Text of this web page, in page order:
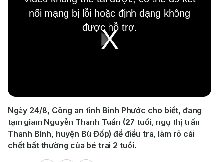
Play
Video
window.nối mạng bị lỗi hoặc định dạng không
được hỗ trợ.
Ngày 24/8, Công an tỉnh Bình Phước cho biết, đang
tạm giam Nguyễn Thanh Tuấn (27 tuổi, ngụ thị trấn
Thanh Bình, huyện Bù Đốp) để điều tra, làm rõ cái
chết bất thường của bé trai 2 tuổi.